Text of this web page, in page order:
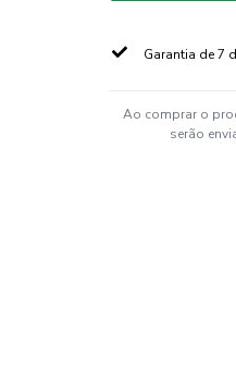
Garantia de 7
Ao comprar o
serão